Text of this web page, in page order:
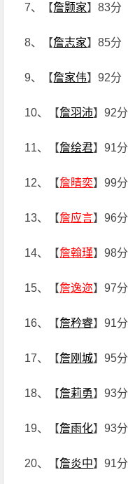
7、【詹颢家】83分
8、【詹志家】85分
9、【詹家伟】92分
10、【詹羽沛】92分
11、【詹绘君】91分
12、【詹晴奕】99分
13、【詹应言】96分
14、【詹翰瑾】98分
15、【詹逸迩】97分
16、【詹矜睿】91分
17、【詹刚城】95分
18、【詹莉勇】93分
19、【詹雨化】93分
20、【詹炎中】91分